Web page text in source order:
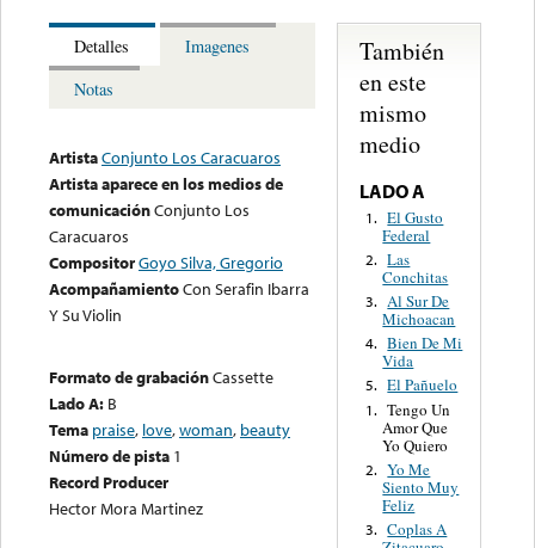
Detalles
Imagenes
Notas
ArtistaConjunto Los Caracuaros
Artista aparece en los medios de
comunicaciónConjunto Los
Caracuaros
CompositorGoyo Silva, Gregorio
AcompañamientoCon Serafin Ibarra
Y Su Violin
Formato de grabaciónCassette
Lado A: B
Tema praise, love,woman, beauty
Número de pista 1
Record Producer
Hector Mora Martinez
También
en este
mismo
medio
LADO A
1. El Gusto
Federal
2. Las
Conchitas
3. Al Sur De
Michoacan
4. Bien De Mi
Vida
5. El Pañuelo
1. Tengo Un
Amor Que
Yo Quiero
2. Yo Me
Siento Muy
Feliz
3. Coplas A